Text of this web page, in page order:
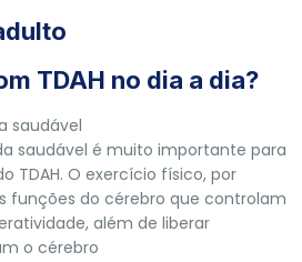
TDAH no dia a dia?
saudável
saudável é muito importante para
TDAH. O exercício físico, por
funções do cérebro que controlam
além de liberar
o cérebro